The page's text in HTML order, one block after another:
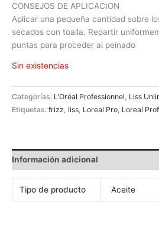
CONSEJOS DE APLICACION
Aplicar una pequeña cantidad sobre
secados con toalla. Repartir
puntas para proceder al peinado
Sin existencias
Categorías: L’Oréal Professionnel, Liss
Etiquetas: frizz, liss, Loreal Pro, Loreal
Información adicional
Tipo de producto Aceite